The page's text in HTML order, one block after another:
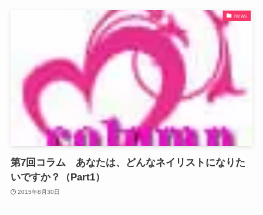
news
第7回コラム あなたは、どんなネイリストになりた
いですか？（Part1）
2015年8月30日